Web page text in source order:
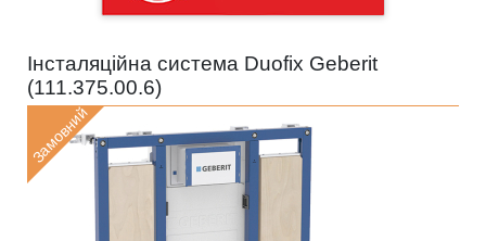
Інсталяційна система Duofix Geberit
(111.375.00.6)
Замовний